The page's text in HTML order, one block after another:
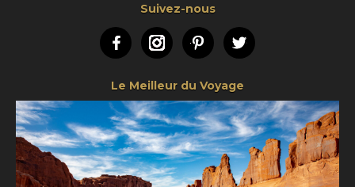
Suivez-nous
FacebookInstagramPinterestTwitter
Le Meilleur du Voyage